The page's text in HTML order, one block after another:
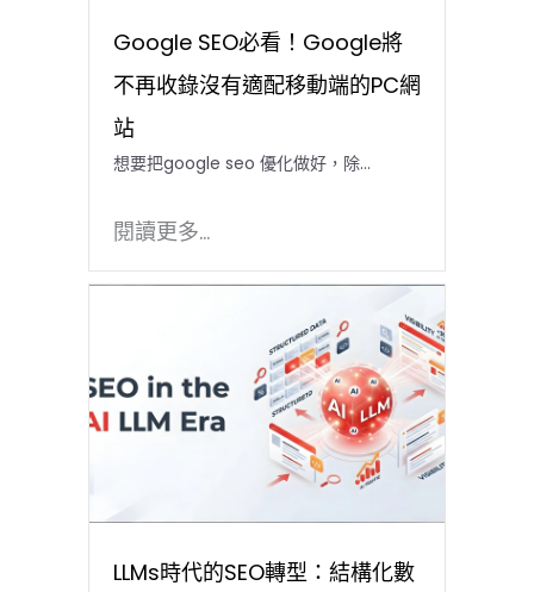
Google SEO必看！Google將
不再收錄沒有適配移動端的PC網
站
想要把google seo 優化做好，除...
閱讀更多...
LLMs時代的SEO轉型：結構化數